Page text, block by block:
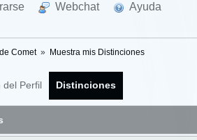
Webchat Ayuda
Comet » Muestra mis Distinciones
del Perfil Distinciones